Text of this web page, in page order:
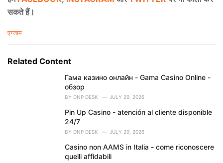
सकते हैं।
C
e
एग्जाम
Related Content
Гама казино онлайн - Gama Casino Online -
обзор
BY DNP DESK JULY 29, 2026
Pin Up Casino - atención al cliente disponible
24/7
BY DNP DESK JULY 29, 2026
Casino non AAMS in Italia - come riconoscere
quelli affidabili